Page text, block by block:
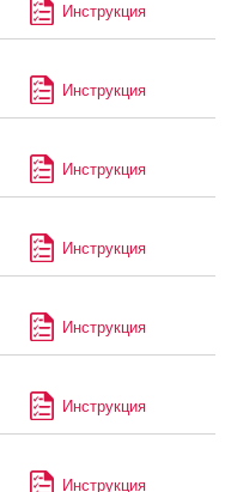
Инструкция
Инструкция
Инструкция
Инструкция
Инструкция
Инструкция
Инструкция